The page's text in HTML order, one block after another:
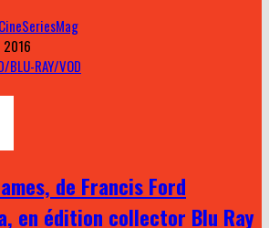
2016
BLU-RAY/VOD
de Francis Ford
en édition collector Blu Ray